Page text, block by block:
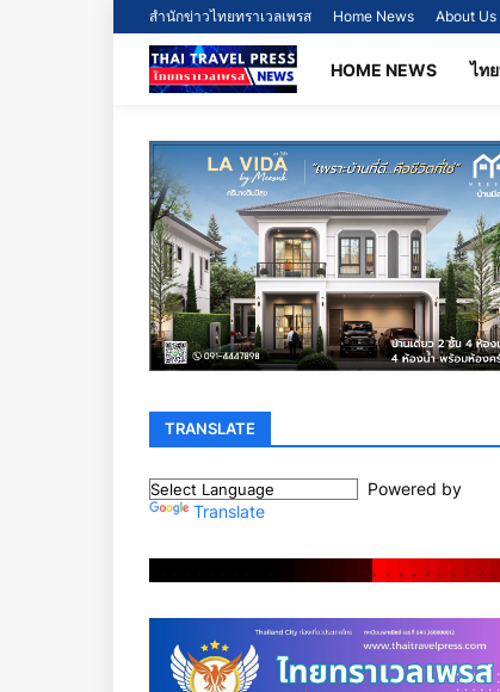
สำนักข่าวไทยทราเวลเพรส Home News About Us
HOME NEWS ไท
TRANSLATE
Powered by
Translate
. . . . . . . . . . .